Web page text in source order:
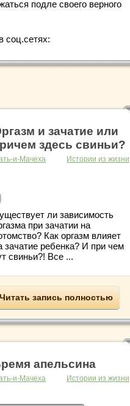
подле своего верного
соц.сетях:
и зачатие или
здесь свиньи?
и-Мачеха Истории из жизни
ли зависимость
при зачатии на
Как оргазм влияет
зачатие ребенка? И при чем
свиньи?! Все ...
Читать запись полностью
апельсина
и-Мачеха Истории из жизни